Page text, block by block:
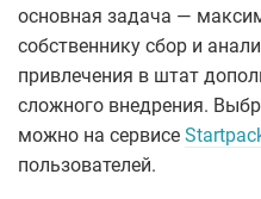
основная задача —
собственнику сбор и
привлечения в штат
сложного внедрения.
можно на сервисе
пользователей.